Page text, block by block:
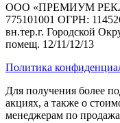
ООО «ПРЕМИУМ
775101001 ОГРН:
вн.тер.г. Городской
помещ. 12/11/12/13
Политика
Для получения более
акциях, а также о
менеджерам по